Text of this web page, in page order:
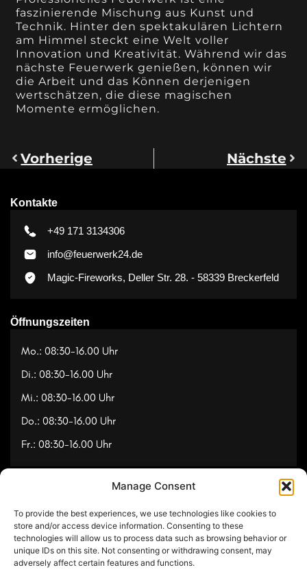
Manage Consent
To provide the best experiences, we use technologies like cookies to
store and/or access device information. Consenting to these
technologies will allow us to process data such as browsing behavior or
unique IDs on this site. Not consenting or withdrawing consent, may
adversely affect certain features and functions.
faszinierende Mischung aus Kunst und
Technik. Hinter den spektakulären Lichtern
am Himmel steckt eine Welt voller
Innovation und Kreativität. Während wir das
nächste Feuerwerk genießen, können wir
die Arbeit und das Können derjenigen
wertschätzen, die diese magischen
Momente ermöglichen.
Vorherige Nächste
Kontakte
+49 171 3134306
info@feuerwerk24.de
Magic-Fireworks, Deller Str. 28. - 58339 Breckerfeld
Öffnungszeiten
Mo.: 08:30-16.00 Uhr
Di.: 08:30-16.00 Uhr
Mi.: 08:30-16.00 Uhr
Do.: 08:30-16.00 Uhr
Fr.: 08:30-16.00 Uhr
Referenzen
Videos
Über uns